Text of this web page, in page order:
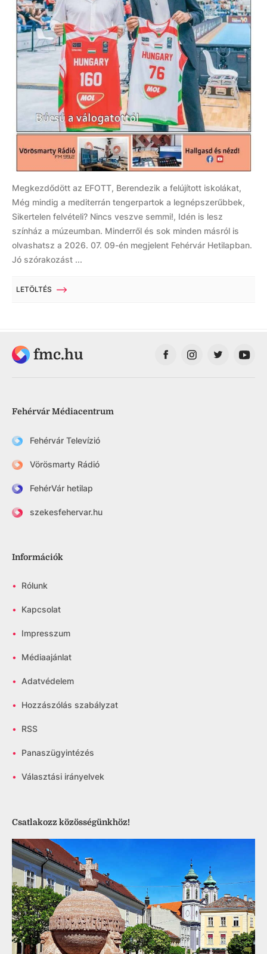
Megkezdődött az EFOTT, Berendezik a felújított iskolákat,
Még mindig a mediterrán tengerpartok a legnépszerűbbek,
Sikertelen felvételi? Nincs veszve semmi!, Idén is lesz
színház a múzeumban. Minderről és sok minden másról is
olvashatsz a 2026. 07. 09-én megjelent Fehérvár Hetilapban.
Jó szórakozást ...
LETÖLTÉS
fmc.hu
Fehérvár Médiacentrum
Fehérvár Televízió
Vörösmarty Rádió
FehérVár hetilap
szekesfehervar.hu
Információk
• Rólunk
• Kapcsolat
• Impresszum
• Médiaajánlat
• Adatvédelem
• Hozzászólás szabályzat
• RSS
• Panaszügyintézés
• Választási irányelvek
Csatlakozz közösségünkhöz!